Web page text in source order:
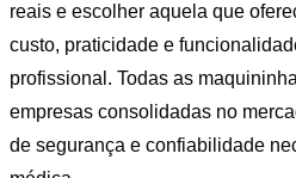
reais e escolher aquela que
custo, praticidade e
profissional. Todas as
empresas consolidadas no
de segurança e confiabilidade